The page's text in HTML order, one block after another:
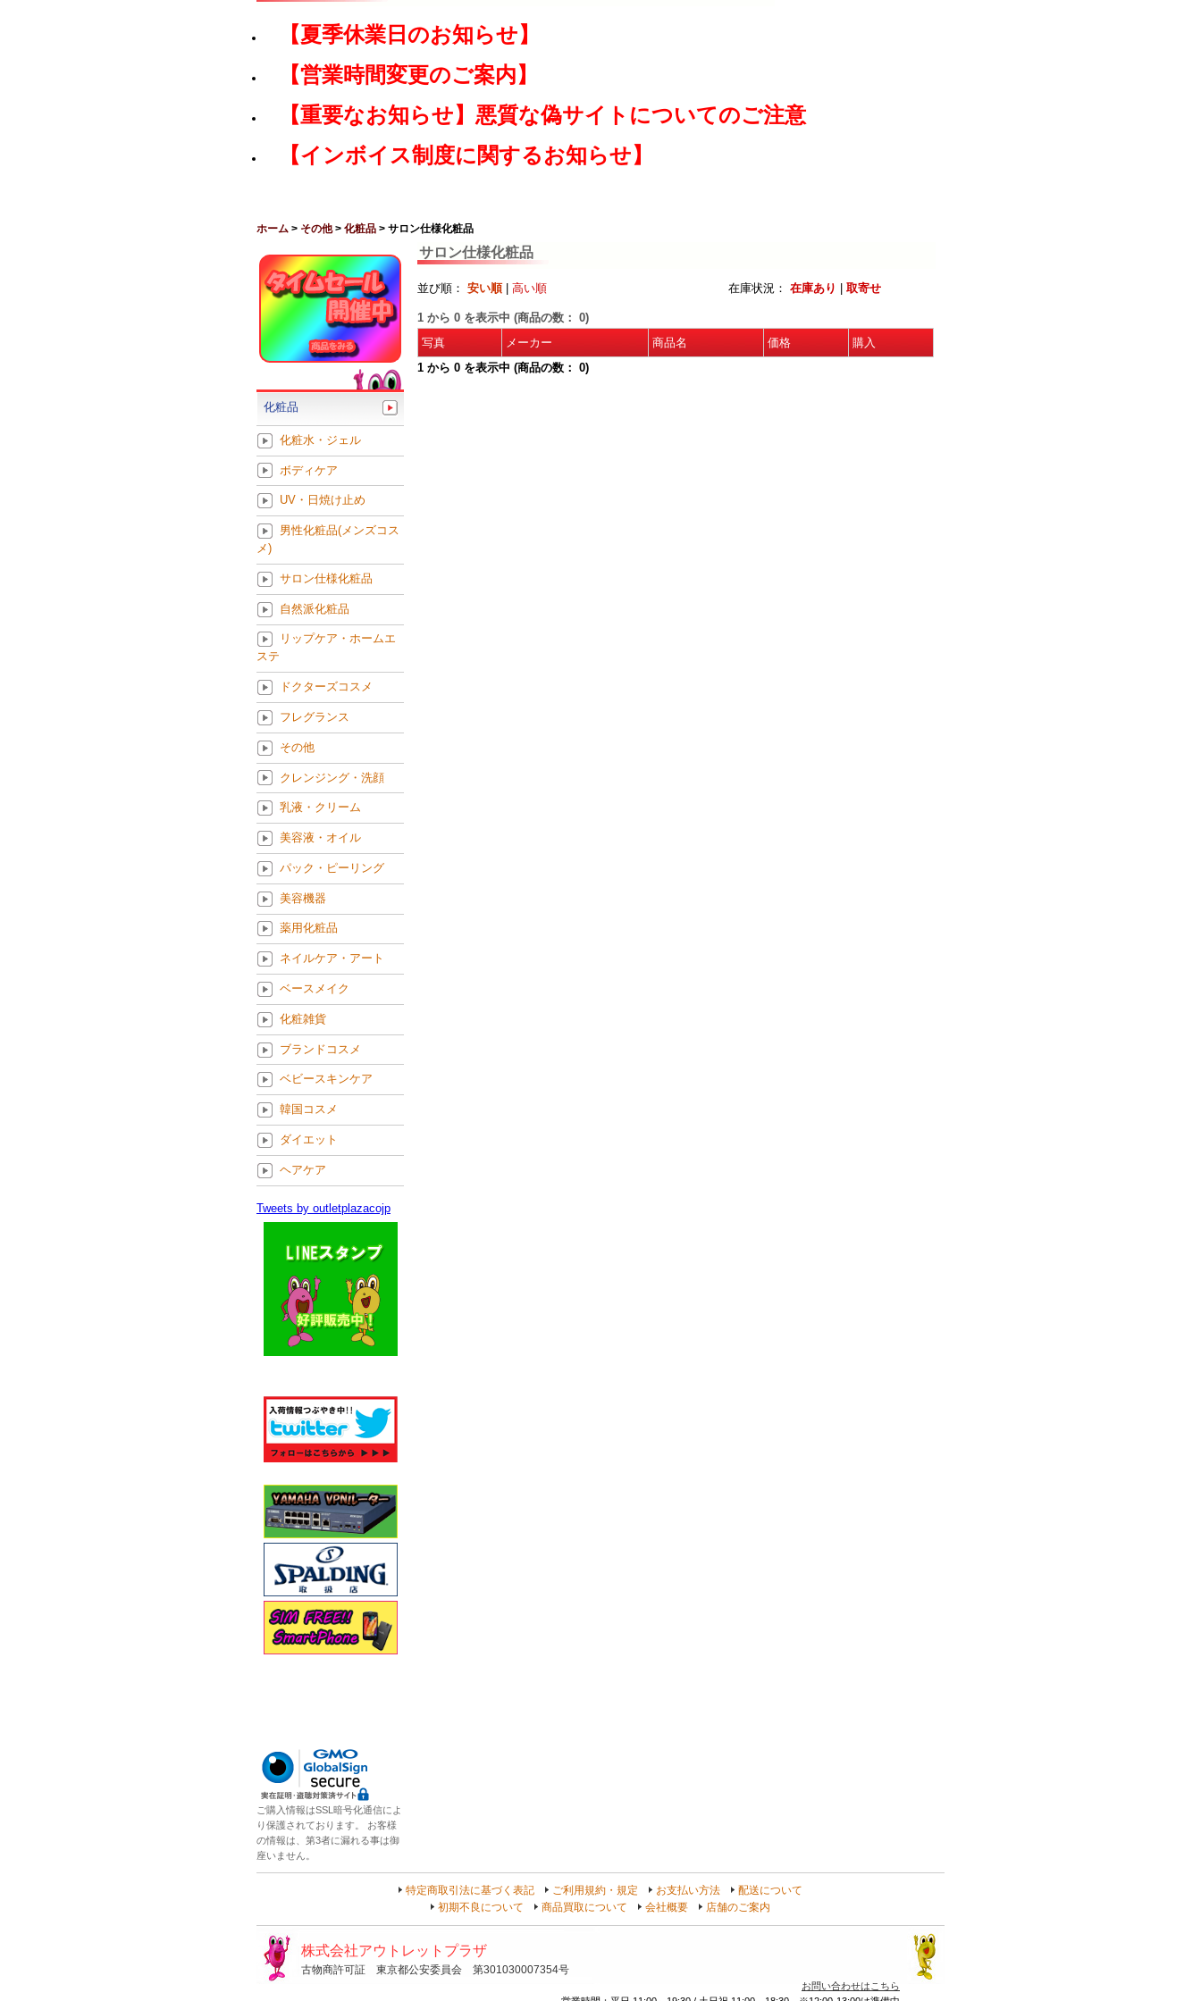
【夏季休業日のお知らせ】
【営業時間変更のご案内】
【重要なお知らせ】悪質な偽サイトについてのご注意
【インボイス制度に関するお知らせ】
ホーム > その他> 化粧品 > サロン仕様化粧品
サロン仕様化粧品
並び順： 安い順| 高い順 在庫状況： 在庫あり 取寄せ
1 から 0 を表示中 (商品の数： 0)
写真
メーカー 商品名 価格
購入
1 から 0 を表示中 (商品の数： 0)
化粧品
化粧水・ジェル
ボディケア
UV・日焼け止め
男性化粧品(メンズコス
メ)
サロン仕様化粧品
自然派化粧品
リップケア・ホームエ
ステ
ドクターズコスメ
フレグランス
その他
クレンジング・洗顔
乳液・クリーム
美容液・オイル
パック・ピーリング
美容機器
薬用化粧品
ネイルケア・アート
ベースメイク
化粧雑貨
ブランドコスメ
ベビースキンケア
韓国コスメ
ダイエット
ヘアケア
Tweets by outletplazacojp
ご購入情報はSSL暗号化通信によ
り保護されております。 お客様
の情報は、第3者に漏れる事は御
座いません。
特定商取引法に基づく表記 ご利用規約・規定 お支払い方法
配送について
初期不良について
商品買取について 会社概要 店舗のご案内
株式会社アウトレットプラザ
古物商許可証 東京都公安委員会 第301030007354号
お問い合わせはこちら